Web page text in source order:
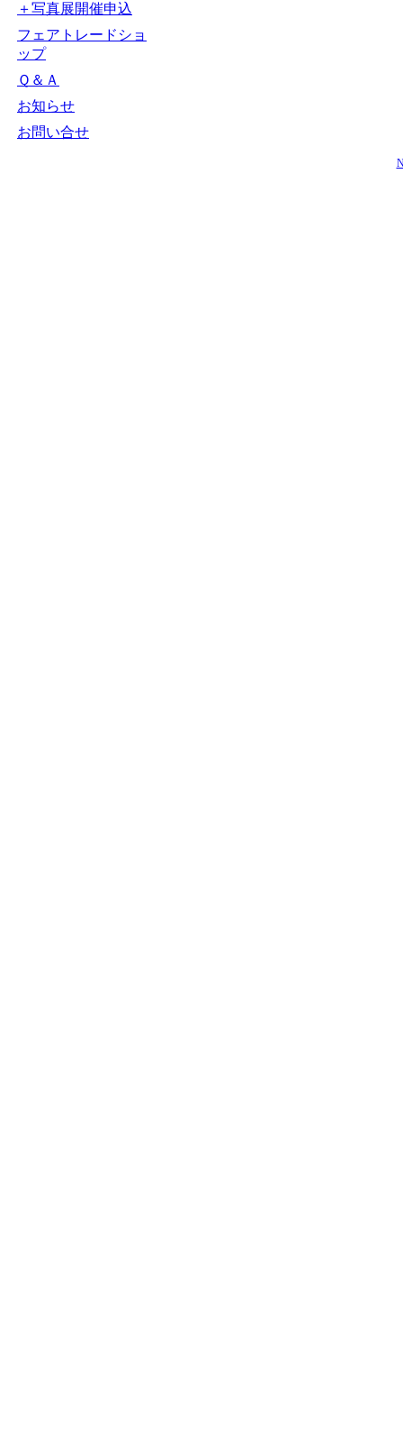
＋写真展開催申込
フェアトレードショ
ップ
Ｑ＆Ａ
お知らせ
お問い合せ